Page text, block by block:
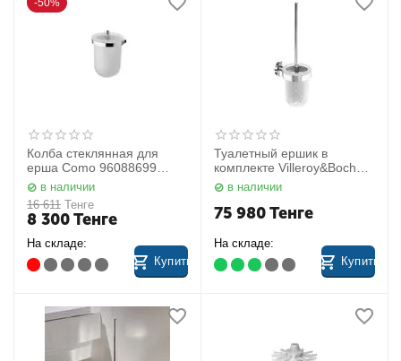
50%
Колба стеклянная для
ерша Como 96088699
Nicolв наличии
16 611 Тенге
8 300Тенге
На складе:
Купить
Туалетный ершик в
комплекте Villeroy&Boch
TVA15101600061
в наличии
75 980Тенге
На складе:
Купить